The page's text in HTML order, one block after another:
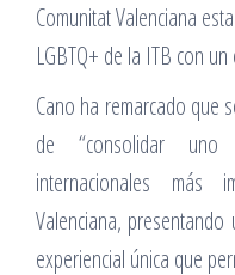
Comunitat Valenciana
LGBTQ+ de la ITB con
Cano ha remarcado que
de “consolidar
internacionales más
Valenciana,
experiencial única que